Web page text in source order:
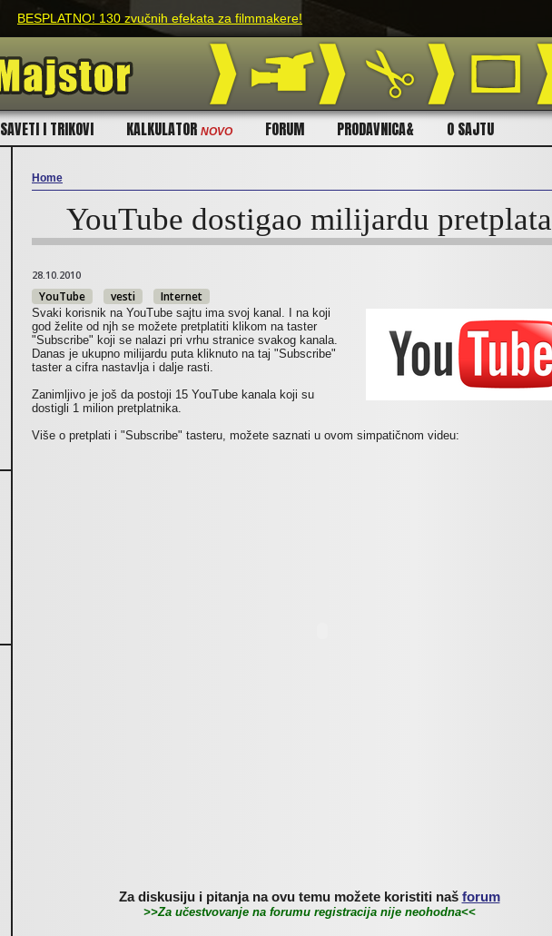
BESPLATNO! 130 zvučnih efekata za filmmakere!
SAVETI I TRIKOVI KALKULATOR NOVO FORUM PRODAVNICA& O SAJTU
You are here
Home
YouTube dostigao milijardu pretplata
28.10.2010
YouTube vesti Internet
Svaki korisnik na YouTube sajtu ima svoj kanal. I na koji
god želite od njh se možete pretplatiti klikom na taster
"Subscribe" koji se nalazi pri vrhu stranice svakog kanala.
Danas je ukupno milijardu puta kliknuto na taj "Subscribe"
taster a cifra nastavlja i dalje rasti.
Zanimljivo je još da postoji 15 YouTube kanala koji su
dostigli 1 milion pretplatnika.
Više o pretplati i "Subscribe" tasteru, možete saznati u ovom simpatičnom videu:
Za diskusiju i pitanja na ovu temu možete koristiti naš forum
>>Za učestvovanje na forumu registracija nije neohodna<<